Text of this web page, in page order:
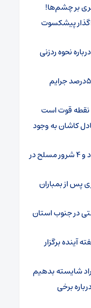
بر چشم‌ها!
پیشکسوت
نحوه ردزنی
هوش مصنوعی، بستر وقوع 55درصد جرایم
نقطه قوت است
کاشان به وجود
وزارت اطلاعات: ۲۱ مزدور موساد و ۴ شرور مسلح در
پس از بمباران
در جنوب استان
برگزار
شایسته بدهیم
برخی